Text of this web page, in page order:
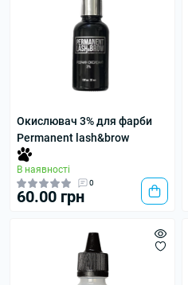
Окислювач 3% для фарби
Permanent lash&brow
В наявності
0
60.00 грн